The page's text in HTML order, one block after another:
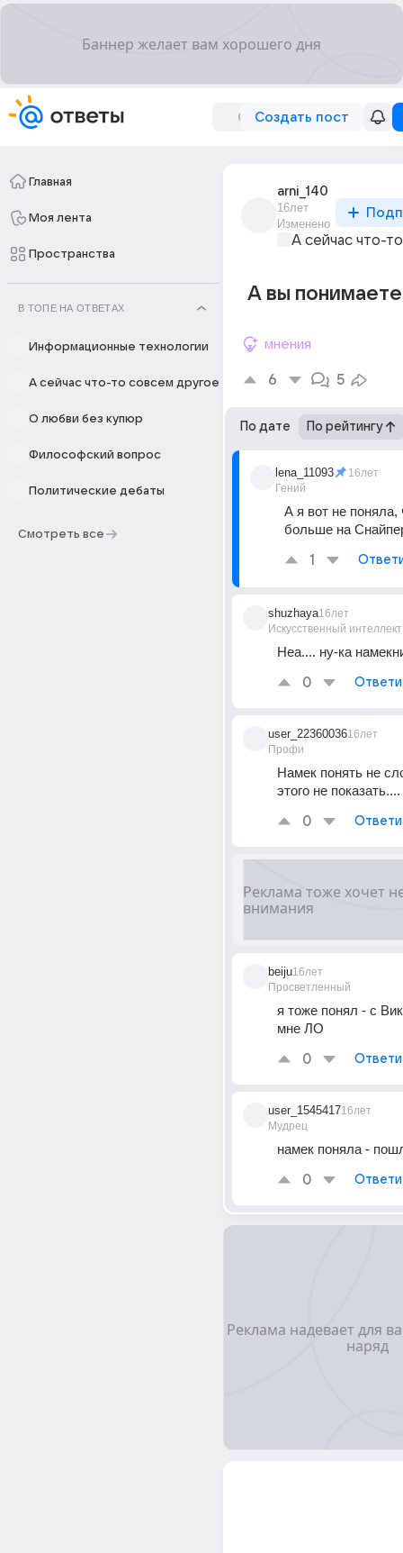
Создать пост
Главная
Моя лента
Пространства
В ТОПЕ НА ОТВЕТАХ
Информационные технологии
А сейчас что-то совсем другое
О любви без купюр
Философский вопрос
Политические дебаты
Смотреть все
arni_140
16лет
Изменено
А сейчас что-
А вы
мнения
6 5
По дате По рейтингу
lena_11093
Гений
16лет
А я вот не поняла,
больше на
1
shuzhaya
Искусственный интеллект
16лет
Неа.... ну-ка
0
user_22360036
Профи
16лет
Намек понять не
этого не показать....
0
beiju
Просветленный
16лет
я тоже понял - с
мне ЛО
0
user_1545417
Мудрец
16лет
намек поняла -
0